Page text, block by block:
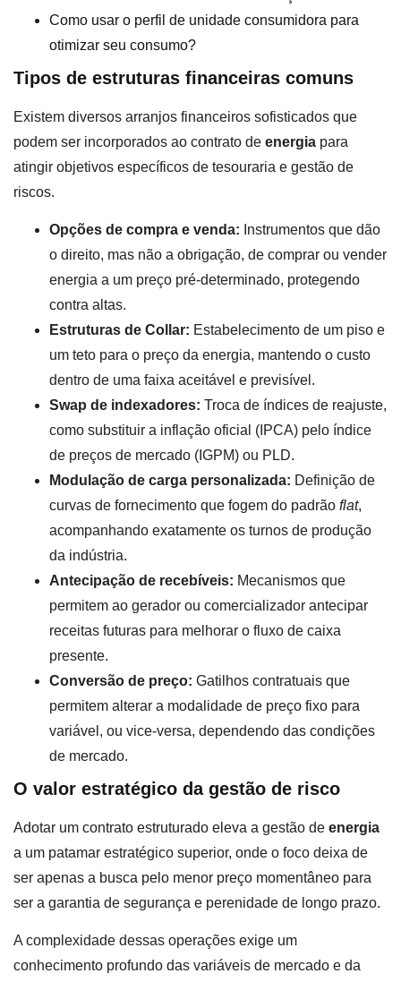
Como usar o perfil de unidade consumidora para
otimizar seu consumo?
Tipos de estruturas financeiras comuns
Existem diversos arranjos financeiros sofisticados que
podem ser incorporados ao contrato de energia para
atingir objetivos específicos de tesouraria e gestão de
riscos.
Opções de compra e venda: Instrumentos que dão
o direito, mas não a obrigação, de comprar ou vender
energia a um preço pré-determinado, protegendo
contra altas.
Estruturas de Collar: Estabelecimento de um piso e
um teto para o preço da energia, mantendo o custo
dentro de uma faixa aceitável e previsível.
Swap de indexadores: Troca de índices de reajuste,
como substituir a inflação oficial (IPCA) pelo índice
de preços de mercado (IGPM) ou PLD.
Modulação de carga personalizada: Definição de
curvas de fornecimento que fogem do padrão flat,
acompanhando exatamente os turnos de produção
da indústria.
Antecipação de recebíveis: Mecanismos que
permitem ao gerador ou comercializador antecipar
receitas futuras para melhorar o fluxo de caixa
presente.
Conversão de preço: Gatilhos contratuais que
permitem alterar a modalidade de preço fixo para
variável, ou vice-versa, dependendo das condições
de mercado.
O valor estratégico da gestão de risco
Adotar um contrato estruturado eleva a gestão de energia
a um patamar estratégico superior, onde o foco deixa de
ser apenas a busca pelo menor preço momentâneo para
ser a garantia de segurança e perenidade de longo prazo.
A complexidade dessas operações exige um
conhecimento profundo das variáveis de mercado e da